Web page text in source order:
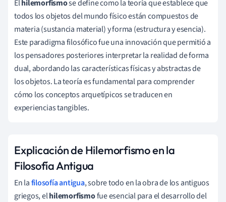
Elhilemorfismose define como la teoría que establece que
todos los objetos del mundo físico están compuestos de
materia (sustancia material) y forma (estructura y esencia).
Este paradigma filosófico fue una innovación que permitió a
los pensadores posteriores interpretar la realidad de forma
dual, abordando las características físicas y abstractas de
los objetos. La teoría es fundamental para comprender
cómo los conceptos arquetípicos se traducen en
experiencias tangibles.
Explicación de Hilemorfismo en la
Filosofía Antigua
En lafilosofía antigua, sobre todo en la obra de los antiguos
griegos, elhilemorfismofue esencial para el desarrollo del